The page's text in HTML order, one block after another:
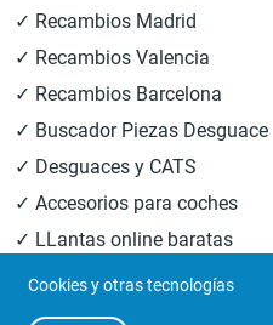
✓ Recambios Madrid
✓ Recambios Valencia
✓ Recambios Barcelona
✓ Buscador Piezas Desguace
✓ Desguaces y CATS
✓ Accesorios para coches
✓ LLantas online baratas
✓ Recambios carrocería
✓ Piezas segunda mano
Cookies y otras tecnologías